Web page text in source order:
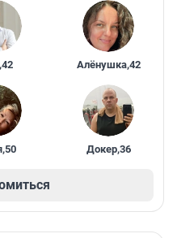
,42 Алёнушка,42
,50 Докер,36